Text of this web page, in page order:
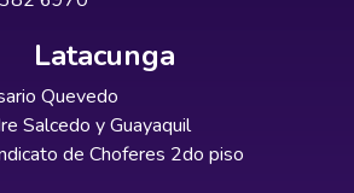
Latacunga
Quevedo
Salcedo y Guayaquil
de Choferes 2do piso